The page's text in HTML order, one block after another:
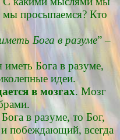
просыпаемся? Кто
Бога в разуме” –
Бога в разуме,
идеи.
в мозгах. Мозг
в разуме, то Бог,
побеждающий, всегда